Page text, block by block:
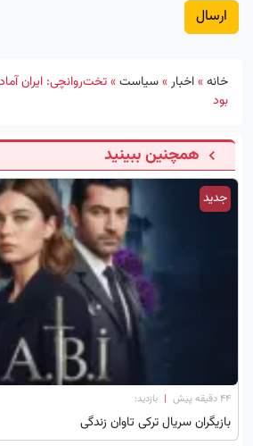
خانه»اخبار»سیاست»تخت‌روانچی: ایران
بود
همچنین ببینید
جدید
۴۴ دقیقه پیش | بازدید:
بازیگران سریال ترکی تاوان زندگی